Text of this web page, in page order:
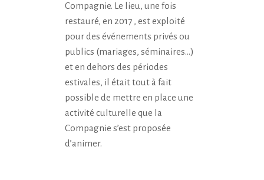
Compagnie. Le lieu, une fois
restauré, en 2017 , est exploité
pour des événements privés ou
publics (mariages, séminaires…)
et en dehors des périodes
estivales, il était tout à fait
possible de mettre en place une
activité culturelle que la
Compagnie s’est proposée
d’animer.